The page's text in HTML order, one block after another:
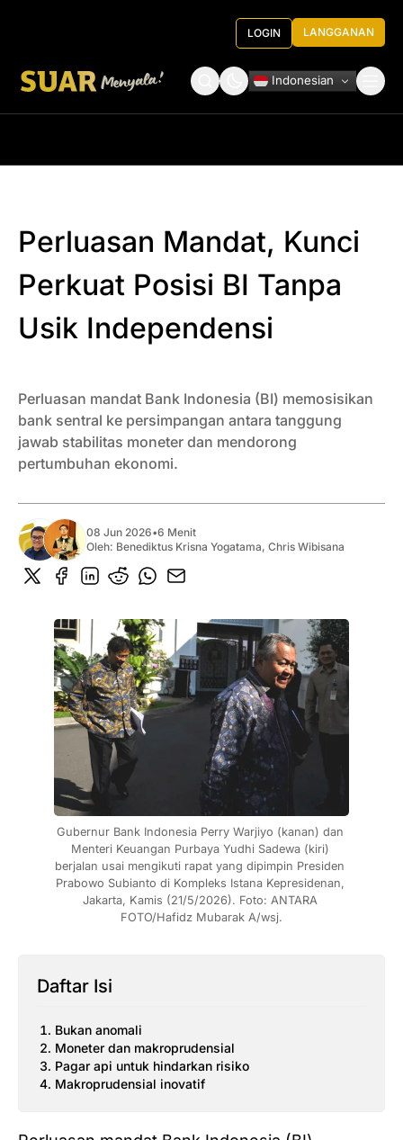
LOGIN LANGGANAN
Indonesian
Perluasan Mandat, Kunci
Perkuat Posisi BI Tanpa
Usik Independensi
Perluasan mandat Bank Indonesia (BI) memosisikan
bank sentral ke persimpangan antara tanggung
jawab stabilitas moneter dan mendorong
pertumbuhan ekonomi.
08 Jun 2026•6 Menit
Oleh: Benediktus Krisna Yogatama, Chris Wibisana
Gubernur Bank Indonesia Perry Warjiyo (kanan) dan
Menteri Keuangan Purbaya Yudhi Sadewa (kiri)
berjalan usai mengikuti rapat yang dipimpin Presiden
Prabowo Subianto di Kompleks Istana Kepresidenan,
Jakarta, Kamis (21/5/2026). Foto: ANTARA
FOTO/Hafidz Mubarak A/wsj.
Daftar Isi
Bukan anomali
Moneter dan makroprudensial
Pagar api untuk hindarkan risiko
Makroprudensial inovatif